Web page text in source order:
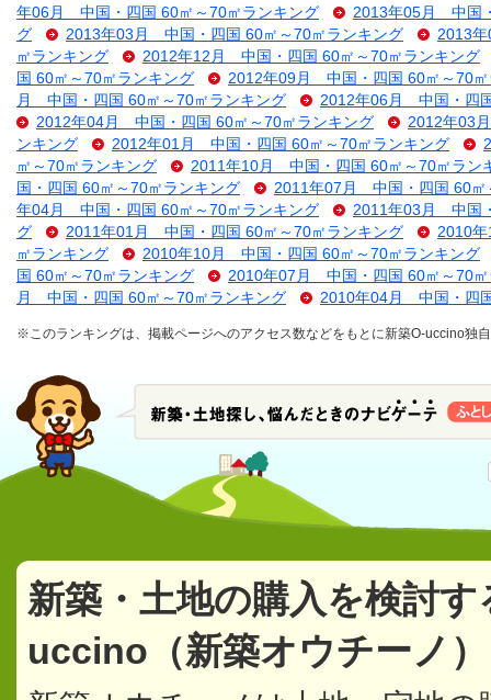
年06月 中国・四国 60㎡～70㎡ランキング
2013年05月 中国
グ
2013年03月 中国・四国 60㎡～70㎡ランキング
2013
㎡ランキング
2012年12月 中国・四国 60㎡～70㎡ランキング
国 60㎡～70㎡ランキング
2012年09月 中国・四国 60㎡～70㎡
月 中国・四国 60㎡～70㎡ランキング
2012年06月 中国・四
2012年04月 中国・四国 60㎡～70㎡ランキング
2012年03
ンキング
2012年01月 中国・四国 60㎡～70㎡ランキング
㎡～70㎡ランキング
2011年10月 中国・四国 60㎡～70㎡ラン
国・四国 60㎡～70㎡ランキング
2011年07月 中国・四国 60㎡
年04月 中国・四国 60㎡～70㎡ランキング
2011年03月 中国
グ
2011年01月 中国・四国 60㎡～70㎡ランキング
2010
㎡ランキング
2010年10月 中国・四国 60㎡～70㎡ランキング
国 60㎡～70㎡ランキング
2010年07月 中国・四国 60㎡～70㎡
月 中国・四国 60㎡～70㎡ランキング
2010年04月 中国・四
※このランキングは、掲載ページへのアクセス数などをもとに新築O-uccino独
新築・土地の購入を検討
uccino（新築オウチーノ